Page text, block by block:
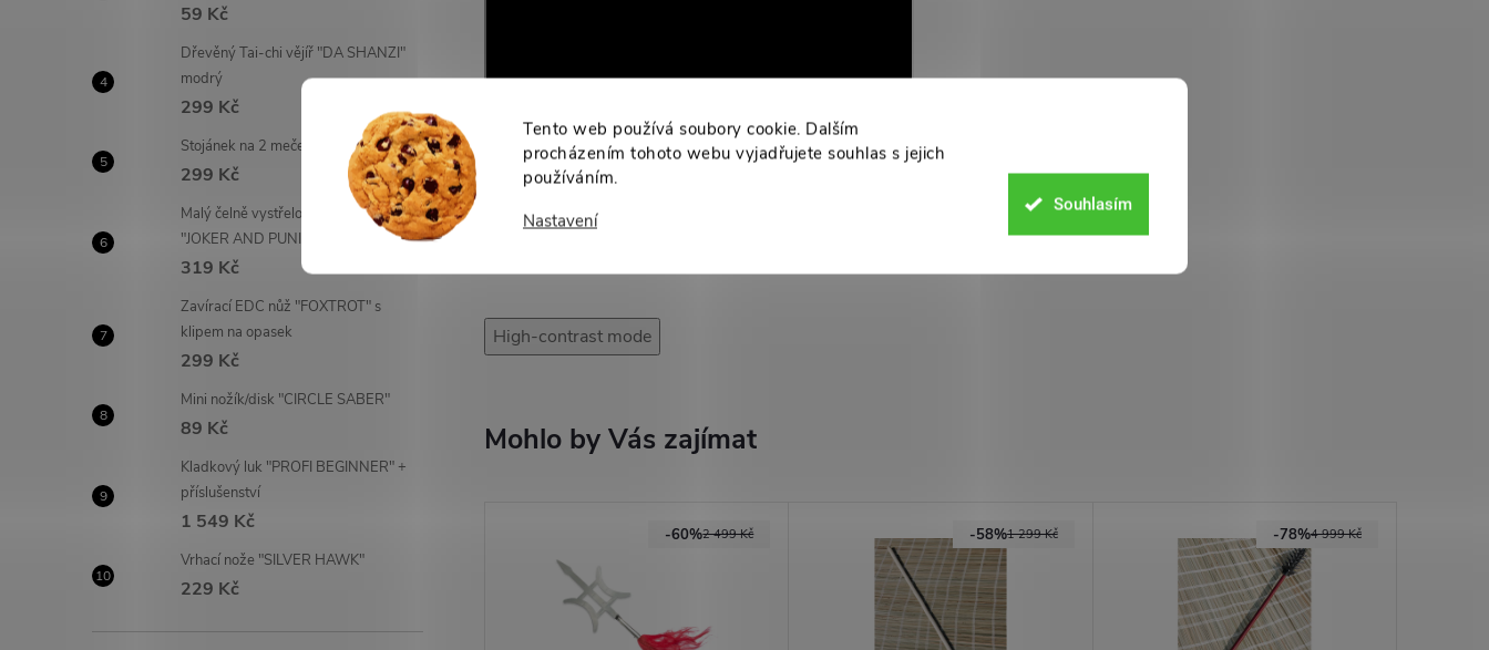
Tento web používá soubory cookie. Dalším
procházením tohoto webu vyjadřujete souhlas s jejich
používáním.
Nastavení
Souhlasím
59 Kč
Dřevěný Tai-chi vějíř "DA SHANZI"
modrý
299 Kč
Stojánek na 2 meče "NITEN"
299 Kč
Malý čelně vystřelovací OTF nůž
"JOKER AND PUNISHER"
319 Kč
Zavírací EDC nůž "FOXTROT" s
klipem na opasek
299 Kč
Mini nožík/disk "CIRCLE SABER"
89 Kč
Kladkový luk "PROFI BEGINNER" +
příslušenství
1 549 Kč
Vrhací nože "SILVER HAWK"
229 Kč
High-contrast mode
Mohlo by Vás zajímat
2 499 Kč
-60% 1 299 Kč
-58% 4 999 Kč
-78%